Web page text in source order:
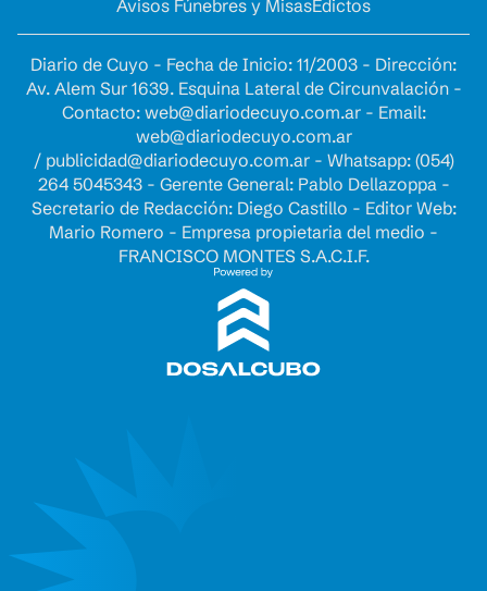
Avisos Fúnebres y MisasEdictos
Diario de Cuyo - Fecha de Inicio: 11/2003 - Dirección:
Av. Alem Sur 1639. Esquina Lateral de Circunvalación -
Contacto: web@diariodecuyo.com.ar- Email:
web@diariodecuyo.com.ar
/ publicidad@diariodecuyo.com.ar- Whatsapp: (054)
264 5045343 - Gerente General: Pablo Dellazoppa -
Secretario de Redacción: Diego Castillo - Editor Web:
Mario Romero - Empresa propietaria del medio -
FRANCISCO MONTES S.A.C.I.F.